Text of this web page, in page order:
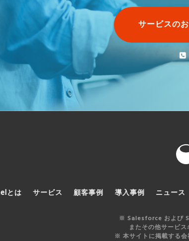
サービスの
とは サービス 顧客事例 導入事例 ニュース
※ Salesforce および
またその他サービ
※ 本サイトに掲載する会